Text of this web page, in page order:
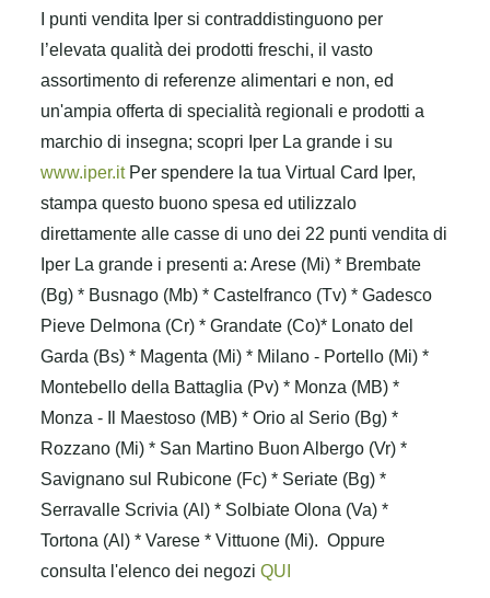
I punti vendita Iper si contraddistinguono per
l’elevata qualità dei prodotti freschi, il vasto
assortimento di referenze alimentari e non, ed
un'ampia offerta di specialità regionali e prodotti a
marchio di insegna; scopri Iper La grande i su
www.iper.itPer spendere la tua Virtual Card Iper,
stampa questo buono spesa ed utilizzalo
direttamente alle casse di uno dei 22 punti vendita di
Iper La grande i presenti a: Arese (Mi) * Brembate
(Bg) * Busnago (Mb) * Castelfranco (Tv) * Gadesco
Pieve Delmona (Cr) * Grandate (Co)* Lonato del
Garda (Bs) * Magenta (Mi) * Milano - Portello (Mi) *
Montebello della Battaglia (Pv) * Monza (MB) *
Monza - Il Maestoso (MB) * Orio al Serio (Bg) *
Rozzano (Mi) * San Martino Buon Albergo (Vr) *
Savignano sul Rubicone (Fc) * Seriate (Bg) *
Serravalle Scrivia (Al) * Solbiate Olona (Va) *
Tortona (Al) * Varese * Vittuone (Mi). Oppure
consulta l'elenco dei negoziQUI